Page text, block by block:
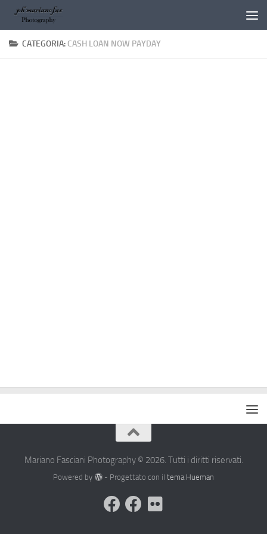
Salta al contenuto
CATEGORIA: CASH LOAN NOW PAYDAY
Mariano Fasciani Photography © 2026. Tutti i diritti riservati.
Powered by - Progettato con il tema Hueman